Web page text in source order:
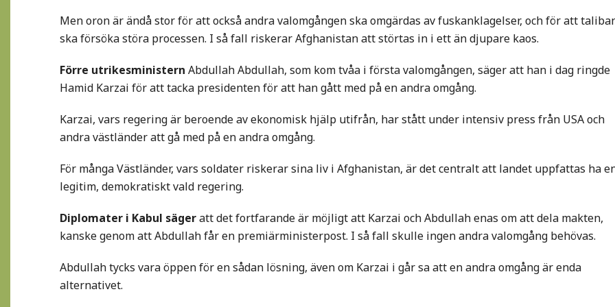
Men oron är ändå stor för att också andra valomgången ska omgärdas av fuskanklagelser, och för att
ska försöka störa processen. I så fall riskerar Afghanistan att störtas in i ett än djupare kaos.
Förre utrikesministernAbdullah Abdullah, som kom tvåa i första valomgången, säger att han i dag ringde
Hamid Karzai för att tacka presidenten för att han gått med på en andra omgång.
Karzai, vars regering är beroende av ekonomisk hjälp utifrån, har stått under intensiv press från USA och
andra västländer att gå med på en andra omgång.
För många Västländer, vars soldater riskerar sina liv i Afghanistan, är det centralt att landet uppfattas ha
legitim, demokratiskt vald regering.
Diplomater i Kabul sägeratt det fortfarande är möjligt att Karzai och Abdullah enas om att dela makten,
kanske genom att Abdullah får en premiärministerpost. I så fall skulle ingen andra valomgång behövas.
Abdullah tycks vara öppen för en sådan lösning, även om Karzai i går sa att en andra omgång är enda
alternativet.